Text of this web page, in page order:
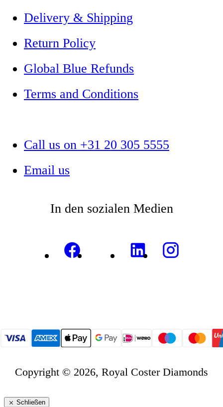
Delivery & Shipping
Return Policy
Global Blue Refunds
Terms and Conditions
Call us on +31 20 305 5555
Email us
In den sozialen Medien
Copyright © 2026, Royal Coster Diamonds
Schließen